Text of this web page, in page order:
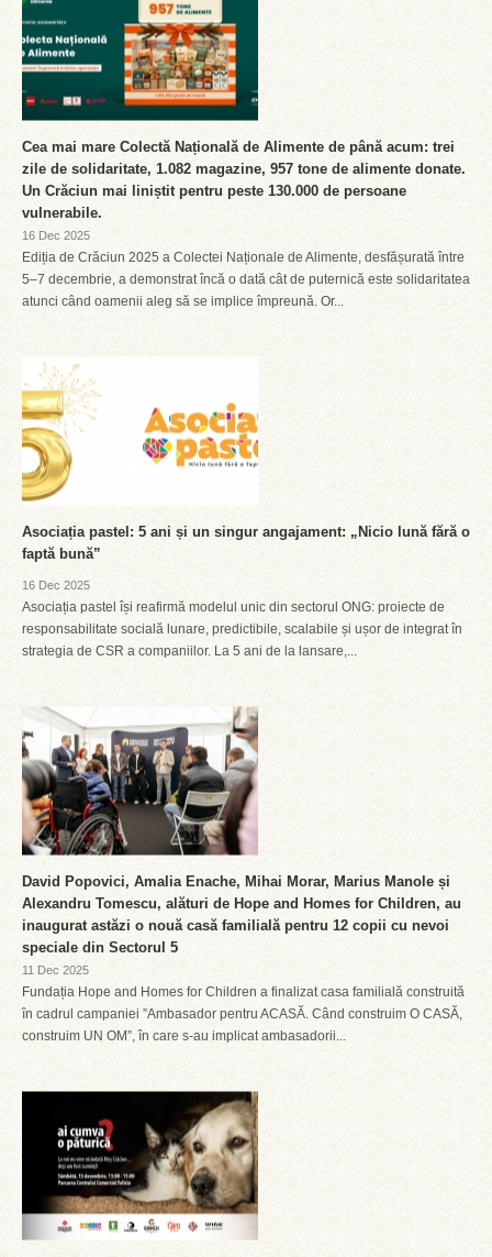
Cea mai mare Colectă Națională de Alimente de până acum: trei
zile de solidaritate, 1.082 magazine, 957 tone de alimente donate.
Un Crăciun mai liniștit pentru peste 130.000 de persoane
vulnerabile.
16 Dec 2025
Ediția de Crăciun 2025 a Colectei Naționale de Alimente, desfășurată între
5–7 decembrie, a demonstrat încă o dată cât de puternică este solidaritatea
atunci când oamenii aleg să se implice împreună. Or...
Asociația pastel: 5 ani și un singur angajament: „Nicio lună fără o
faptă bună”
16 Dec 2025
Asociația pastel își reafirmă modelul unic din sectorul ONG: proiecte de
responsabilitate socială lunare, predictibile, scalabile și ușor de integrat în
strategia de CSR a companiilor. La 5 ani de la lansare,...
David Popovici, Amalia Enache, Mihai Morar, Marius Manole și
Alexandru Tomescu, alături de Hope and Homes for Children, au
inaugurat astăzi o nouă casă familială pentru 12 copii cu nevoi
speciale din Sectorul 5
11 Dec 2025
Fundația Hope and Homes for Children a finalizat casa familială construită
în cadrul campaniei ”Ambasador pentru ACASĂ. Când construim O CASĂ,
construim UN OM”, în care s-au implicat ambasadorii...